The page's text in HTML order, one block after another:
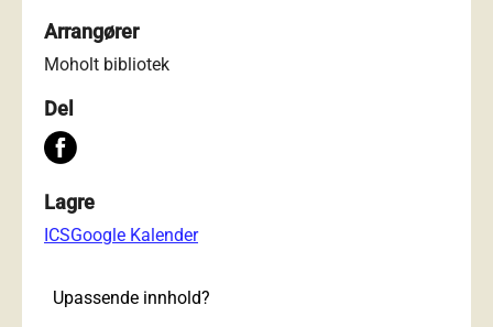
Arrangører
Moholt bibliotek
Del
Lagre
ICSGoogle Kalender
Upassende innhold?